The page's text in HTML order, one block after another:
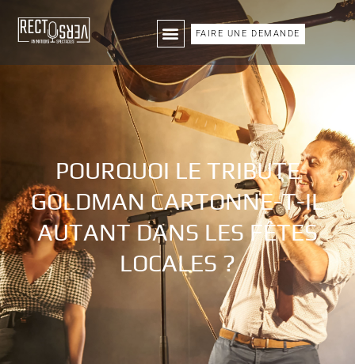
FAIRE UNE DEMANDE
POURQUOI LE TRIBUTE
GOLDMAN CARTONNE-T-IL
AUTANT DANS LES FÊTES
LOCALES ?